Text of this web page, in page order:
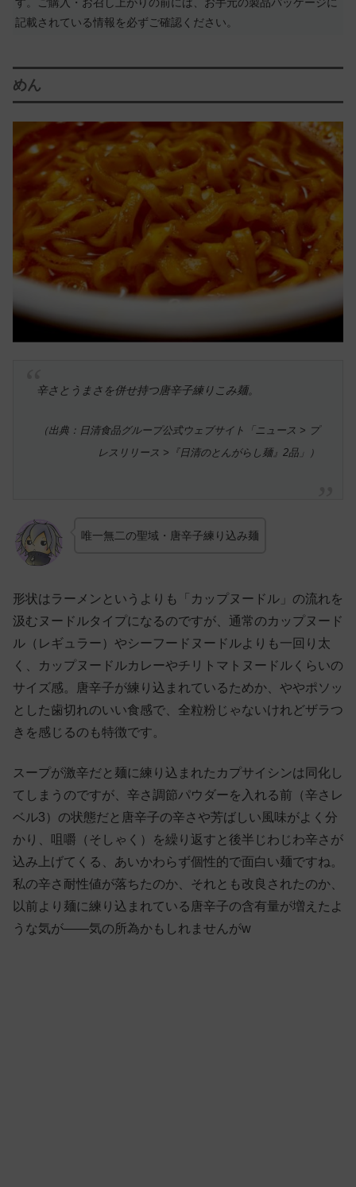
す。ご購入・お召し上がりの前には、お手元の製品パッケージに
記載されている情報を必ずご確認ください。
めん
辛さとうまさを併せ持つ唐辛子練りこみ麺。
（出典：日清食品グループ公式ウェブサイト「ニュース > プ
レスリリース >『日清のとんがらし麺』2品」）
唯一無二の聖域・唐辛子練り込み麺
形状はラーメンというよりも「カップヌードル」の流れを
汲むヌードルタイプになるのですが、通常のカップヌード
ル（レギュラー）やシーフードヌードルよりも一回り太
く、カップヌードルカレーやチリトマトヌードルくらいの
サイズ感。唐辛子が練り込まれているためか、ややポソッ
とした歯切れのいい食感で、全粒粉じゃないけれどザラつ
きを感じるのも特徴です。
スープが激辛だと麺に練り込まれたカプサイシンは同化し
てしまうのですが、辛さ調節パウダーを入れる前（辛さレ
ベル3）の状態だと唐辛子の辛さや芳ばしい風味がよく分
かり、咀嚼（そしゃく）を繰り返すと後半じわじわ辛さが
込み上げてくる、あいかわらず個性的で面白い麺ですね。
私の辛さ耐性値が落ちたのか、それとも改良されたのか、
以前より麺に練り込まれている唐辛子の含有量が増えたよ
うな気が——気の所為かもしれませんがw